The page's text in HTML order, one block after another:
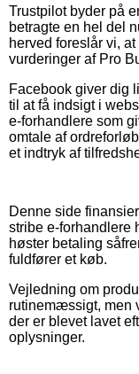
Trustpilot byder på
betragte en hel del
herved foreslår vi,
vurderinger af Pro
Facebook giver dig
til at få indsigt i
e-forhandlere som
omtale af
et indtryk af
Denne side
stribe e-forhandlere
høster betaling
fuldfører et køb.
Vejledning om
rutinemæssigt, men
der er blevet lavet
oplysninger.